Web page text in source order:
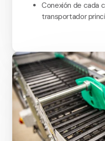
Conexión de cada
transportador